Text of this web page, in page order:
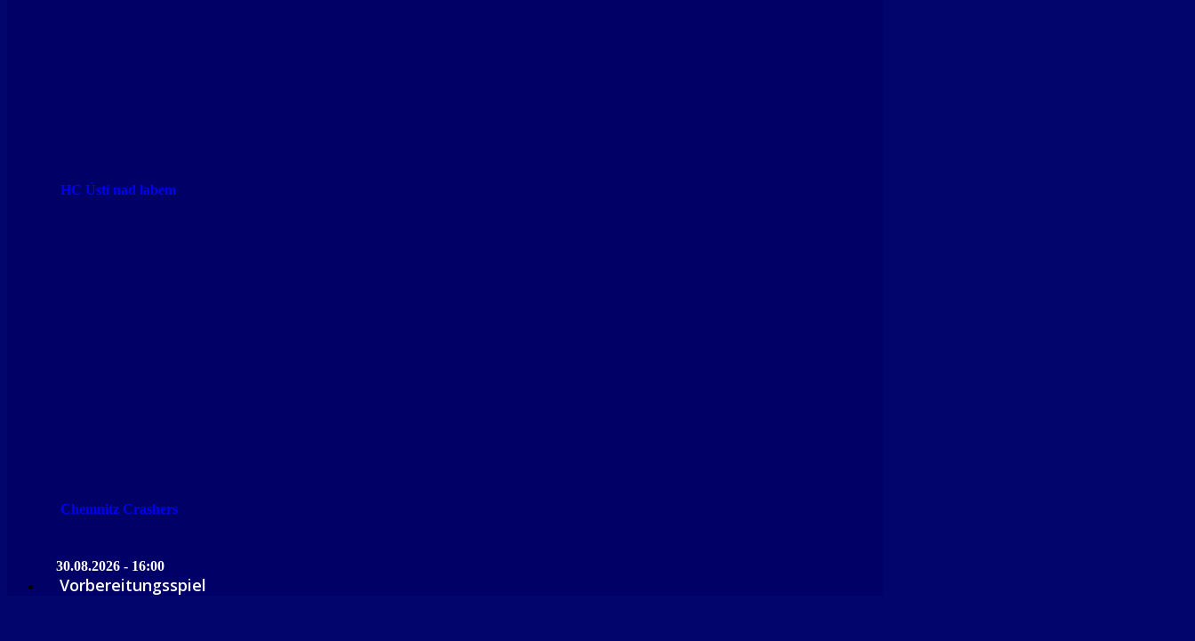
HC Ústí nad labem
Chemnitz Crashers
30.08.2026 - 16:00
Vorbereitungsspiel